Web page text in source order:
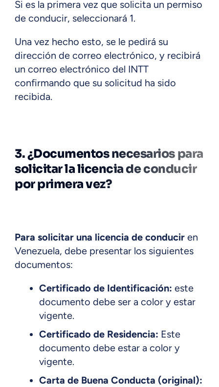
Si es la primera vez que solicita un permiso
de conducir, seleccionará 1.
Una vez hecho esto, se le pedirá su
dirección de correo electrónico, y recibirá
un correo electrónico del INTT
confirmando que su solicitud ha sido
recibida.
3. ¿Documentos necesarios para
solicitar la licencia de conducir
por primera vez?
Para solicitar una licencia de conducir en
Venezuela, debe presentar los siguientes
documentos:
Certificado de Identificación: este
documento debe ser a color y estar
vigente.
Certificado de Residencia: Este
documento debe estar a color y
vigente.
Carta de Buena Conducta (original):